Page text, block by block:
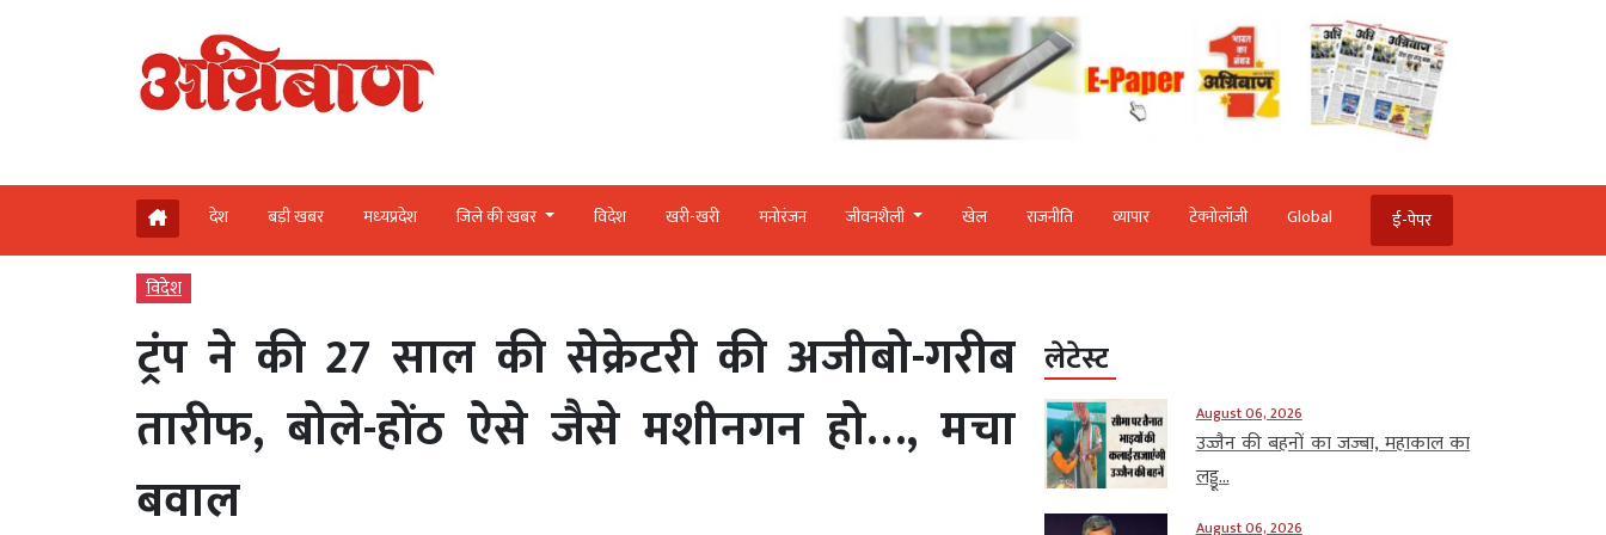
देश बड़ी खबर मध्‍यप्रदेश जिले की खबर विदेश खरी-खरी मनोरंजन जीवनशैली खेल राजनीति व्‍यापार टेक्‍नोलॉजी Global ई-पेपर
विदेश
ट्रंप ने की 27 साल की सेक्रेटरी की अजीबो-गरीब
तारीफ, बोले-होंठ ऐसे जैसे मशीनगन हो…, मचा
बवाल
लेटेस्ट
August 06, 2026
उज्जैन की बहनों का जज्बा, महाकाल का
लड्डू...
August 06, 2026